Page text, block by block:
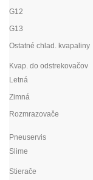
G12
G13
Ostatné chlad. kvapaliny
Kvap. do odstrekovačov
Letná
Zimná
Rozmrazovače
Pneuservis
Slime
Stierače